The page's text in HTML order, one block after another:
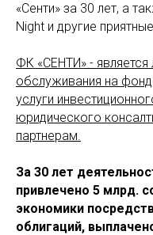
«Сенти» за 30 лет, а
Night и другие
ФК «СЕНТИ» -
обслуживания на
услуги
юридического
партнерам.
За 30 лет
привлечено 5 млрд.
экономики
облигаций,